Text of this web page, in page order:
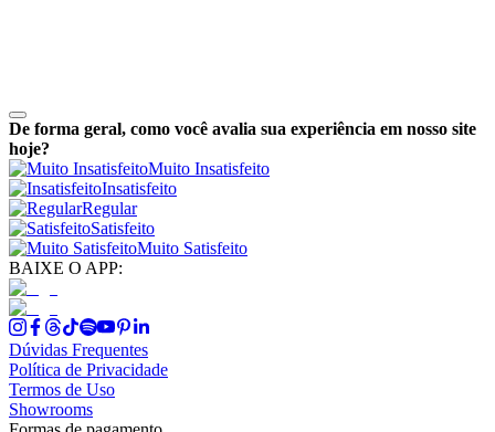
De forma geral, como você avalia sua experiência em nosso site
hoje?
Muito Insatisfeito
Insatisfeito
Regular
Satisfeito
Muito Satisfeito
BAIXE O APP:
Dúvidas Frequentes
Política de Privacidade
Termos de Uso
Showrooms